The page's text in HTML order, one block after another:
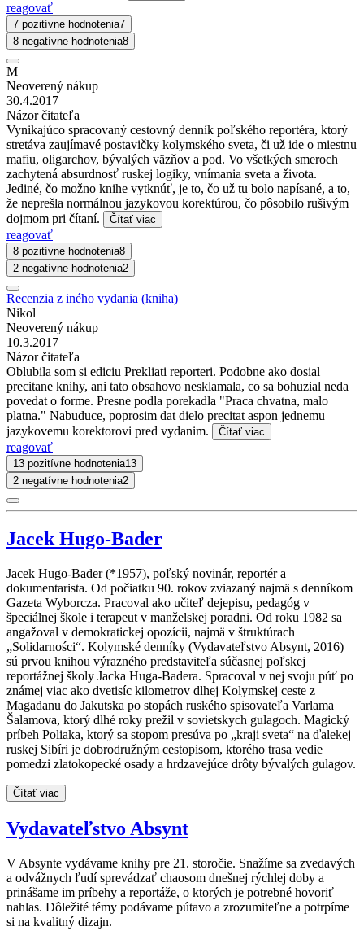
reagovať
7 pozitívne hodnotenia7
8 negatívne hodnotenia8
M
Neoverený nákup
30.4.2017
Názor čitateľa
Vynikajúco spracovaný cestovný denník poľského reportéra, ktorý
stretáva zaujímavé postavičky kolymského sveta, či už ide o miestnu
mafiu, oligarchov, bývalých väzňov a pod. Vo všetkých smeroch
zachytená absurdnosť ruskej logiky, vnímania sveta a života.
Jediné, čo možno knihe vytknúť, je to, čo už tu bolo napísané, a to,
že neprešla normálnou jazykovou korektúrou, čo pôsobilo rušivým
dojmom pri čítaní.
Čítať viac
reagovať
8 pozitívne hodnotenia8
2 negatívne hodnotenia2
Recenzia z iného vydania (kniha)
Nikol
Neoverený nákup
10.3.2017
Názor čitateľa
Oblubila som si ediciu Prekliati reporteri. Podobne ako dosial
precitane knihy, ani tato obsahovo nesklamala, co sa bohuzial neda
povedat o forme. Presne podla porekadla "Praca chvatna, malo
platna." Nabuduce, poprosim dat dielo precitat aspon jednemu
jazykovemu korektorovi pred vydanim.
Čítať viac
reagovať
13 pozitívne hodnotenia13
2 negatívne hodnotenia2
Jacek Hugo-Bader
Jacek Hugo-Bader (*1957), poľský novinár, reportér a
dokumentarista. Od počiatku 90. rokov zviazaný najmä s denníkom
Gazeta Wyborcza. Pracoval ako učiteľ dejepisu, pedagóg v
špeciálnej škole i terapeut v manželskej poradni. Od roku 1982 sa
angažoval v demokratickej opozícii, najmä v štruktúrach
„Solidarności“. Kolymské denníky (Vydavateľstvo Absynt, 2016)
sú prvou knihou výrazného predstaviteľa súčasnej poľskej
reportážnej školy Jacka Huga-Badera. Spracoval v nej svoju púť po
známej viac ako dvetisíc kilometrov dlhej Kolymskej ceste z
Magadanu do Jakutska po stopách ruského spisovateľa Varlama
Šalamova, ktorý dlhé roky prežil v sovietskych gulagoch. Magický
príbeh Poliaka, ktorý sa stopom presúva po „kraji sveta“ na ďalekej
ruskej Sibíri je dobrodružným cestopisom, ktorého trasa vedie
pomedzi zlatokopecké osady a hrdzavejúce drôty bývalých gulagov.
Čítať viac
Vydavateľstvo Absynt
V Absynte vydávame knihy pre 21. storočie. Snažíme sa zvedavých
a odvážnych ľudí sprevádzať chaosom dnešnej rýchlej doby a
prinášame im príbehy a reportáže, o ktorých je potrebné hovoriť
nahlas. Dôležité témy podávame pútavo a zrozumiteľne a potrpíme
si na kvalitný dizajn.